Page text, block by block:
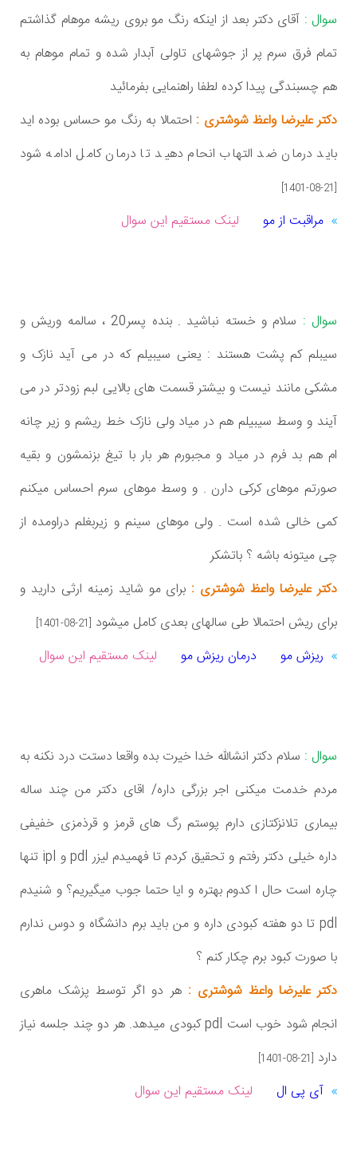
سوال : آقای دکتر بعد از اینکه رنگ مو بروی ریشه موهام گذاشتم
تمام فرق سرم پر از جوشهای تاولی آبدار شده و تمام موهام به
هم چسبندگی پیدا کرده لطفا راهنمایی بفرمائید
دکتر علیرضا واعظ شوشتری : احتمالا به رنگ مو حساس بوده اید
باید درمان ضد التهاب انحام دهید تا درمان کامل ادامه شود
[1401-08-21]
مراقبت از مو لینک مستقیم این سوال
سوال :
سلام و خسته نباشید . بنده پسر20 ، سالمه وریش و
سیبلم کم پشت هستند : یعنی سیبیلم که در می آید نازک و
مشکی مانند نیست و بیشتر قسمت های بالایی لبم زودتر در می
آیند و وسط سیبیلم هم در میاد ولی نازک خط ریشم و زیر چانه
ام هم بد فرم در میاد و مجبورم هر بار با تیغ بزنمشون و بقیه
صورتم موهای کرکی دارن . و وسط موهای سرم احساس میکنم
کمی خالی شده است . ولی موهای سینم و زیربغلم دراومده از
چی میتونه باشه ؟ باتشکر
دکتر علیرضا واعظ شوشتری : برای مو شاید زمینه ارثی دارید و
برای ریش احتمالا طی سالهای بعدی کامل میشود [1401-08-21]
ریزش مو درمان ریزش مو لینک مستقیم این سوال
سوال : سلام دکتر انشالله خدا خیرت بده واقعا دستت درد نکنه به
مردم خدمت میکنی اجر بزرگی داره/ اقای دکتر من چند ساله
بیماری تلانزکتازی دارم پوستم رگ های قرمز و قرذمزی خفیفی
داره خیلی دکتر رفتم و تحقیق کردم تا فهمیدم لیزر pdl و ipl تنها
چاره است حال ا کدوم بهتره و ایا حتما جوب میگیریم؟ و شنیدم
pdl تا دو هفته کبودی داره و من باید برم دانشگاه و دوس ندارم
با صورت کبود برم چکار کنم ؟
دکتر علیرضا واعظ شوشتری :هر دو اگر توسط پزشک ماهری
انجام شود خوب است pdl کبودی میدهد. هر دو چند جلسه نیاز
دارد [1401-08-21]
آی پی ال لینک مستقیم این سوال